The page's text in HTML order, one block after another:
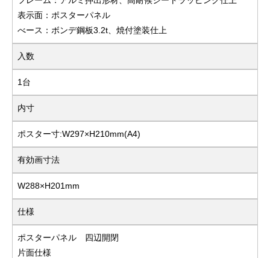
表示面：ポスターパネル
べース：ボンデ鋼板3.2t、焼付塗装仕上
入数
1台
内寸
ポスター寸:W297×H210mm(A4)
有効画寸法
W288×H201mm
仕様
ポスターパネル 四辺開閉
片面仕様